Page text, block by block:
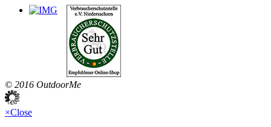
© 2016 OutdoorMe
×Close